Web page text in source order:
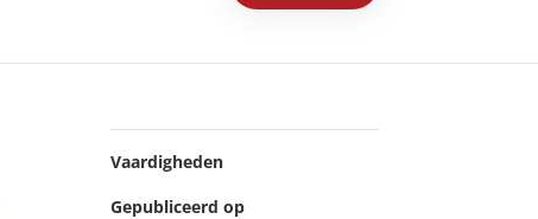
Vaardigheden
Gepubliceerd op